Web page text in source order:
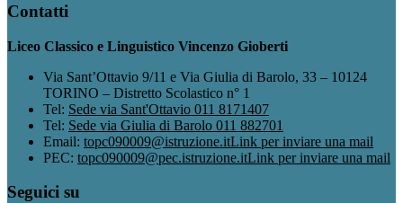
Contatti
Liceo Classico e Linguistico Vincenzo Gioberti
Via Sant’Ottavio 9/11 e Via Giulia di Barolo, 33 – 10124
TORINO – Distretto Scolastico n° 1
Tel: Sede via Sant'Ottavio 011 8171407
Tel: Sede via Giulia di Barolo 011 882701
Email: topc090009@istruzione.itLink per inviare una mail
PEC: topc090009@pec.istruzione.itLink per inviare una mail
Seguici su